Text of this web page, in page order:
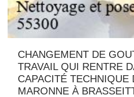
CHANGEMENT DE
TRAVAIL QUI RENTRE
CAPACITÉ TECHNIQUE
MARONNE À